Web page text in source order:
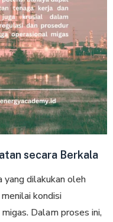
secara Berkala
dilakukan oleh
kondisi
Dalam proses ini,